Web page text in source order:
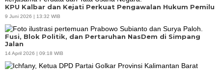
KPU Kalbar dan Kejati Perkuat Pengawalan Hukum Pemilu
9 Juni 2026 | 13:32 WIB
Fusi, Blok Politik, dan Pertaruhan NasDem di Simpang
Jalan
14 April 2026 | 09:18 WIB